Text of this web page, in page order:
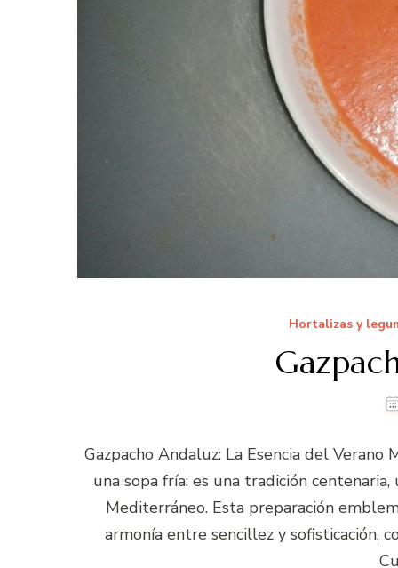
Hortalizas y
Gazpacho Andaluz: La Esencia del
una sopa fría: es una tradición
Mediterráneo. Esta preparación
armonía entre sencillez y sofisticación,